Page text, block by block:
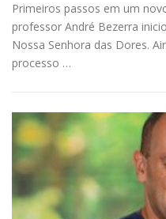
Primeiros passos em um
professor André Bezerra
Nossa Senhora das Dores.
processo …